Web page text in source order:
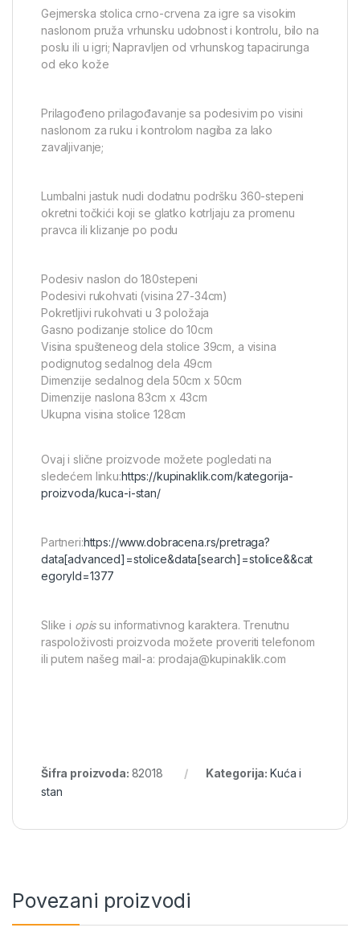
Gejmerska stolica crno-crvena za igre sa visokim
naslonom pruža vrhunsku udobnost i kontrolu, bilo na
poslu ili u igri;Napravljen od vrhunskog tapacirunga
od eko kože
Prilagođeno prilagođavanje sa podesivim po visini
naslonom za ruku i kontrolom nagiba za lako
zavaljivanje;
Lumbalni jastuk nudi dodatnu podršku 360-stepeni
okretni točkići koji se glatko kotrljaju za promenu
pravca ili klizanje po podu
Podesiv naslon do 180stepeni
Podesivi rukohvati (visina 27-34cm)
Pokretljivi rukohvati u 3 položaja
Gasno podizanje stolice do 10cm
Visina spušteneog dela stolice 39cm, a visina
podignutog sedalnog dela 49cm
Dimenzije sedalnog dela 50cm x 50cm
Dimenzije naslona 83cm x 43cm
Ukupna visina stolice 128cm
Ovaj i slične proizvode možete pogledati na
sledećem linku:https://kupinaklik.com/kategorija-
proizvoda/kuca-i-stan/
Partneri:https://www.dobracena.rs/pretraga?
data[advanced]=stolice&data[search]=stolice&&cat
egoryId=1377
Slike i opissu informativnog karaktera. Trenutnu
raspoloživosti proizvoda možete proveriti telefonom
ili putem našeg mail-a: prodaja@kupinaklik.com
Šifra proizvoda: 82018 Kategorija: Kuća i
stan
Povezani proizvodi